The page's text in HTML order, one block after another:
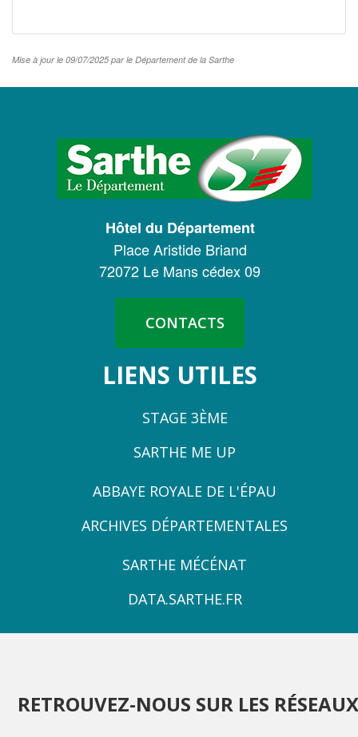
Mise à jour le 09/07/2025 par le Département de la Sarthe
CONSEIL
DÉPARTEMENTAL
SARTHE
Hôtel du Département
Place Aristide Briand
72072 Le Mans cédex 09
CONTACTS
LIENS UTILES
STAGE 3ÈME
SARTHE ME UP
ZONEABBAYE ROYALE DE L'ÉPAU
ARCHIVES DÉPARTEMENTALES
SARTHE MÉCÉNAT
DATA.SARTHE.FR
RETROUVEZ-NOUS SUR LES RÉSEAUX